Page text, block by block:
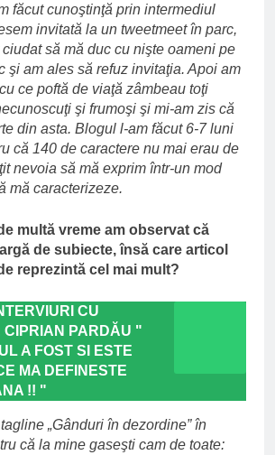
făcut cunoştinţă prin intermediul
invitată la un tweetmeet în parc,
să mă duc cu nişte oameni pe
şi am ales să refuz invitaţia. Apoi am
ce poftă de viaţă zâmbeau toţi
şi frumoşi şi mi-am zis că
din asta. Blogul l-am făcut 6-7 luni
că 140 de caractere nu mai erau de
nevoia să mă exprim într-un mod
mă caracterizeze.
multă vreme am observat că
de subiecte, însă care articol
reprezintă cel mai mult?
CU
CIPRIAN PARDĂU "
A FOST SI ESTE
MA DEFINESTE
!! "
„Gânduri în dezordine” în
că la mine gaseşti cam de toate: